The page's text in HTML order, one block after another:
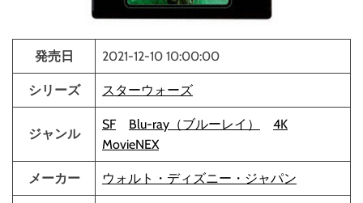
発売日 2021-12-10 10:00:00
シリーズ スターウォーズ
ジャンル
SF Blu-ray（ブルーレイ）
4K
MovieNEX
メーカー ウォルト・ディズニー・ジャパン